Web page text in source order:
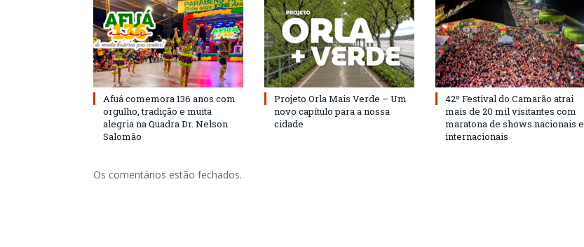
Afuá comemora 136 anos com
orgulho, tradição e muita
alegria na Quadra Dr. Nelson
Salomão
Projeto Orla Mais Verde – Um
novo capítulo para a nossa
cidade
42º Festival do Camarão atrai
mais de 20 mil visitantes com
maratona de shows nacionais e
internacionais
Os comentários estão fechados.